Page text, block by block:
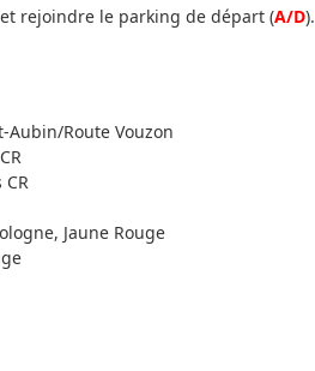
rejoindre le parking de départ (A/D).
Aubin/Route Vouzon
Jaune Rouge